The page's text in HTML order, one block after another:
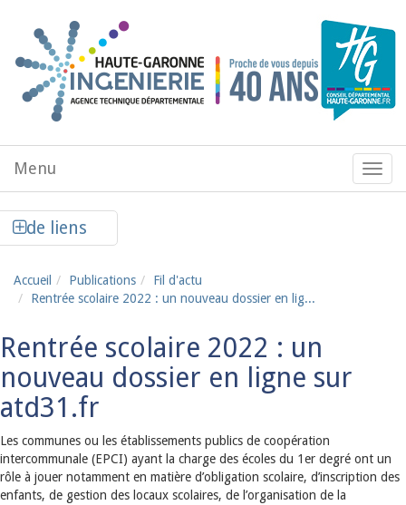
Menu
de
Menu
de liens
Accueil Publications
Fil d'actu
Rentrée scolaire 2022 : un nouveau dossier en lig...
Rentrée scolaire 2022 : un
nouveau dossier en ligne sur
atd31.fr
Les communes ou les établissements publics de coopération
intercommunale (EPCI) ayant la charge des écoles du 1er degré ont un
rôle à jouer notamment en matière d’obligation scolaire, d’inscription des
enfants, de gestion des locaux scolaires, de l’organisation de la